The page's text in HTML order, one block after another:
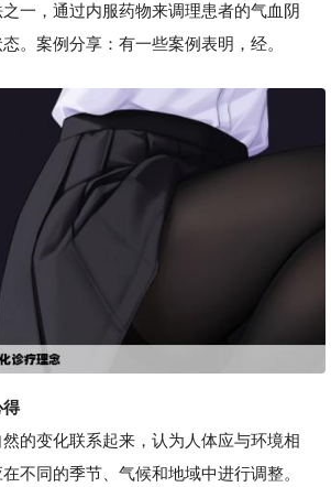
一，通过内服药物来调理患者的气血阴
。案例分享：有一些案例表明，经。
得
变化联系起来，认为人体应与环境相
不同的季节、气候和地域中进行调整。